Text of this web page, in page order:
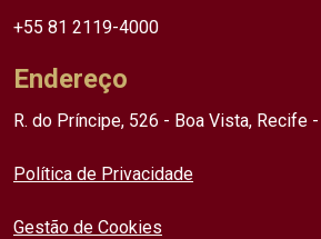
+55 81 2119-4000
Endereço
R. do Príncipe, 526 - Boa Vista, Recife
Política de Privacidade
Gestão de Cookies